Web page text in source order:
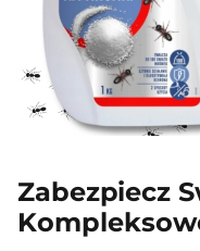
Zabezpiecz